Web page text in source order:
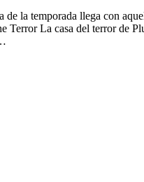
de la temporada llega con
Terror La casa del terror de